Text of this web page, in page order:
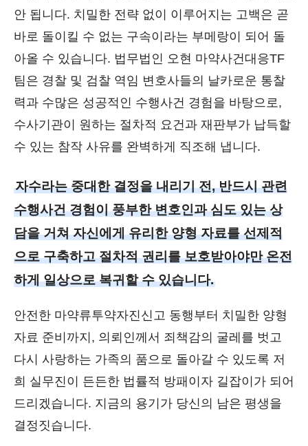
안 됩니다. 치밀한 전략 없이 이루어지는 고백은 곧
바로 돌이킬 수 없는 구속이라는 부메랑이 되어 돌
아올 수 있습니다. 법무법인 오현 마약사건대응TF
팀은 경찰 및 검찰 역임 변호사들의 날카로운 통찰
력과 수많은 성공적인 수행사건 경험을 바탕으로,
수사기관이 원하는 절차적 요건과 재판부가 납득할
수 있는 참작 사유를 완벽하게 직조해 냅니다.
자수라는 중대한 결정을 내리기 전, 반드시 관련
수행사건 경험이 풍부한 변호인과 심도 있는 상
담을 거쳐 자신에게 유리한 양형 자료를 선제적
으로 구축하고 절차적 권리를 보호받아야만 온전
하게 일상으로 복귀할 수 있습니다.
안전한 마약류투약자진신고 동행부터 치밀한 양형
자료 준비까지, 의뢰인께서 죄책감의 굴레를 벗고
다시 사랑하는 가족의 품으로 돌아갈 수 있도록 저
희 실무진이 든든한 법률적 방패이자 길잡이가 되어
드리겠습니다. 지금의 용기가 당신의 남은 평생을
결정짓습니다.